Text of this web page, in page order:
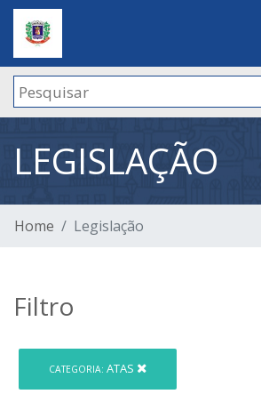
LEGISLAÇÃO
Home Legislação
Filtro
CATEGORIA: ATAS